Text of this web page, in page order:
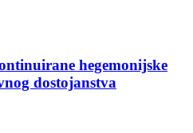
hegemonijske
dostojanstva